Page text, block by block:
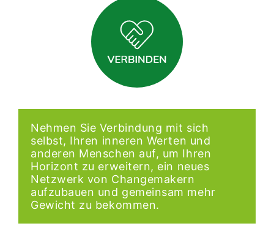
Nehmen Sie Verbindung mit sich
selbst, Ihren inneren Werten und
anderen Menschen auf, um Ihren
Horizont zu erweitern, ein neues
Netzwerk von Changemakern
aufzubauen und gemeinsam mehr
Gewicht zu bekommen.